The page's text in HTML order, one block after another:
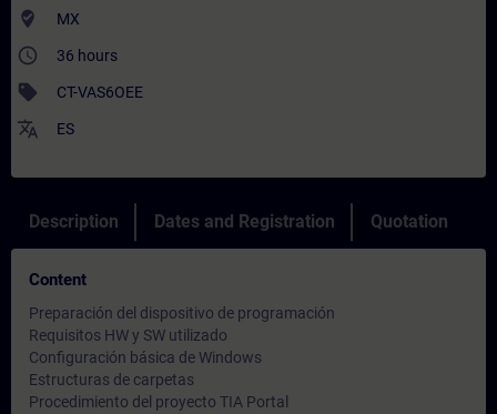
where_to_vote MX
access_time 36 hours
sell CT-VAS6OEE
translate ES
Description Dates and Registration Quotation
Content
Preparación del dispositivo de programación
Requisitos HW y SW utilizado
Configuración básica de Windows
Estructuras de carpetas
Procedimiento del proyecto TIA Portal